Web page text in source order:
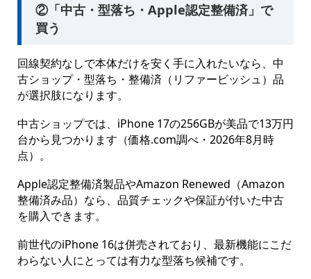
②「中古・型落ち・Apple認定整備済」で
買う
回線契約なしで本体だけを安く手に入れたいなら、中
古ショップ・型落ち・整備済（リファービッシュ）品
が選択肢になります。
中古ショップでは、iPhone 17の256GBが美品で13万円
台から見つかります（価格.com調べ・2026年8月時
点）。
Apple認定整備済製品やAmazon Renewed（Amazon
整備済み品）なら、品質チェックや保証が付いた中古
を購入できます。
前世代のiPhone 16は併売されており、最新機能にこだ
わらない人にとっては有力な型落ち候補です。